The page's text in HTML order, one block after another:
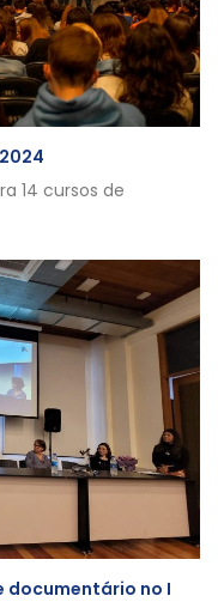
14 cursos de
documentário no I